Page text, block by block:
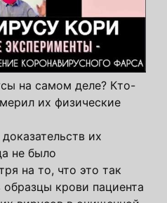
на самом деле? Кто-
их физические
их
не было
на то, что это так
крови пациента